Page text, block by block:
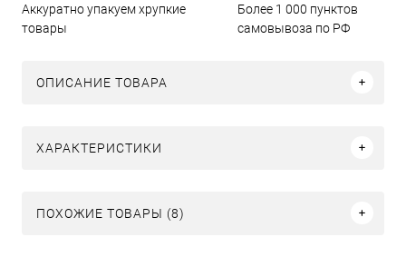
Аккуратно упакуем хрупкие
товары
Более 1 000 пунктов
самовывоза по РФ
ОПИСАНИЕ ТОВАРА
ХАРАКТЕРИСТИКИ
ПОХОЖИЕ ТОВАРЫ (8)